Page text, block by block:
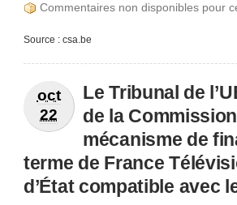
Commentaires non disponibles pour
Source : csa.be
oct
22
Le Tribunal de
de la
mécanisme de
terme de France
d’État compatible avec